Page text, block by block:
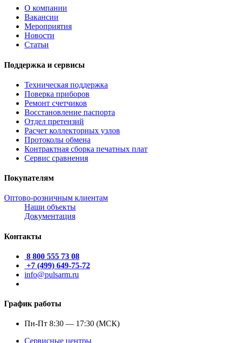
О компании
Вакансии
Мероприятия
Новости
Статьи
Поддержка и сервисы
Техническая поддержка
Поверка приборов
Ремонт счетчиков
Восстановление паспорта
Отдел претензий
Расчет коллекторных узлов
Протоколы обмена
Контрактная сборка печатных плат
Сервис сравнения
Покупателям
Оптово-розничным клиентам
Наши объекты
Документация
Контакты
8 800 555 73 08
+7 (499) 649-75-72
info@pulsarm.ru
График работы
Пн-Пт 8:30 — 17:30 (МСК)
Сервисные центры